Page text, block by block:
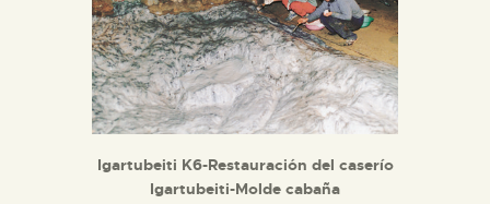
Igartubeiti K6-Restauración del caserío
Igartubeiti-Molde cabaña